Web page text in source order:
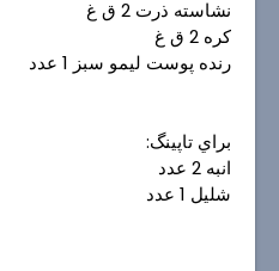
نشاسته ذرت 2 ق غ
كره 2 ق غ
رنده پوست ليمو سبز 1 عدد
براي تاپينگ:
انبه 2 عدد
شليل 1 عدد